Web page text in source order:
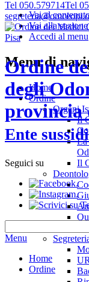
Vai al
Vai alla
Accedi al menu
Tel 050.579714Tel
Ordine
degli
provincia
Ente
Seguici su
.
.
Menu
Home
Ordine
Menu di
Home
Ordine
Organi
Il
La
Il